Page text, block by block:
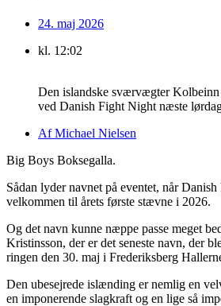
24. maj 2026
kl. 12:02
Den islandske sværvægter
ved Danish Fight Night næste
AfMichael Nielsen
Big Boys Boksegalla.
Sådan lyder navnet på eventet, når
velkommen til årets første stævne i 2026.
Og det navn kunne næppe passe meget
Kristinsson, der er det seneste navn, der
ringen den 30. maj i Frederiksberg
Den ubesejrede islænding er nemlig en
en imponerende slagkraft og en lige så